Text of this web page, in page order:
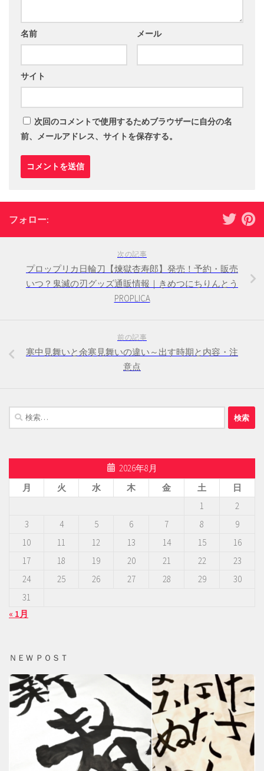
名前 メール
サイト
次回のコメントで使用するためブラウザーに自分の名
前、メールアドレス、サイトを保存する。
フォロー:
次の記事
プロップリカ日輪刀【煉獄杏寿郎】発売！予約・販売
いつ？鬼滅の刃グッズ通販情報｜きめつにちりんとう
PROPLICA
前の記事
寒中見舞いと余寒見舞いの違い～出す時期と内容・注
意点
検
索:
2026年8月
月
火 水 木 金 土
日
1
2
3
4 5 6 7 8
9
10
11 12 13 14 15
16
17
18 19 20 21 22
23
24
25 26 27 28 29
30
31
« 1月
ＮＥＷ ＰＯＳＴ